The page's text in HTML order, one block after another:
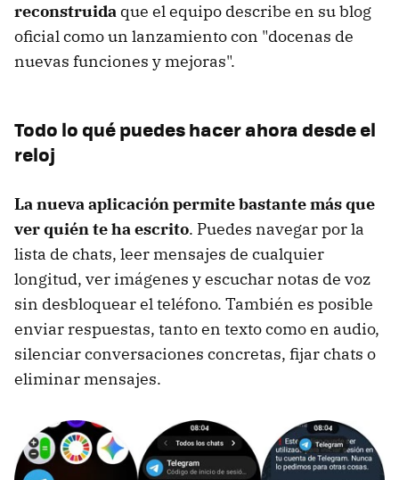
reconstruida que el equipo describe en su blog
oficial como un lanzamiento con "docenas de
nuevas funciones y mejoras".
Todo lo qué puedes hacer ahora desde el
reloj
La nueva aplicación permite bastante más que
ver quién te ha escrito. Puedes navegar por la
lista de chats, leer mensajes de cualquier
longitud, ver imágenes y escuchar notas de voz
sin desbloquear el teléfono. También es posible
enviar respuestas, tanto en texto como en audio,
silenciar conversaciones concretas, fijar chats o
eliminar mensajes.